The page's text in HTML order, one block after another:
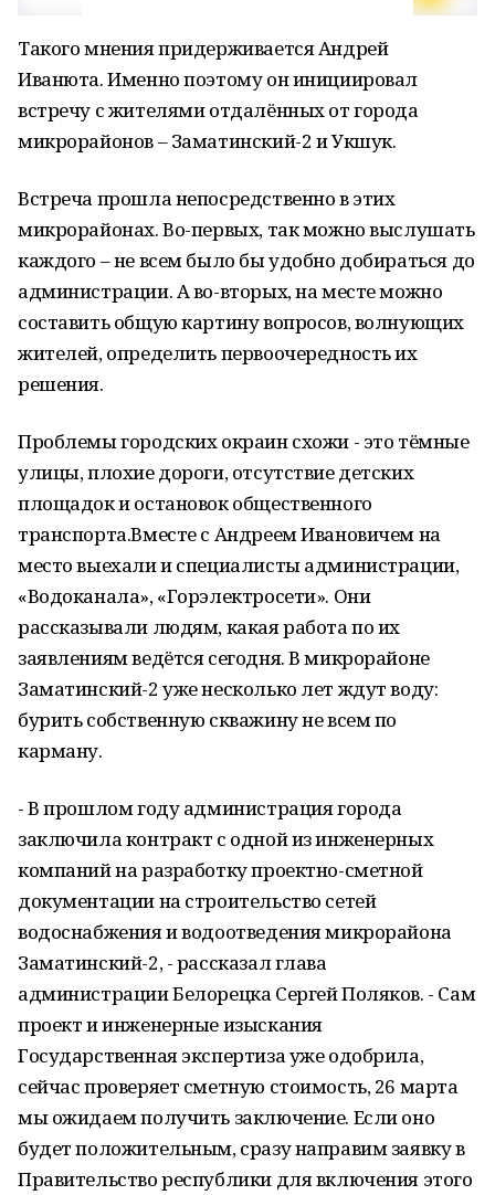
Такого мнения придерживается Андрей
Иванюта. Именно поэтому он инициировал
встречу с жителями отдалённых от города
микрорайонов – Заматинский-2 и Укшук.
Встреча прошла непосредственно в этих
микрорайонах. Во-первых, так можно выслушать
каждого – не всем было бы удобно добираться до
администрации. А во-вторых, на месте можно
составить общую картину вопросов, волнующих
жителей, определить первоочередность их
решения.
Проблемы городских окраин схожи - это тёмные
улицы, плохие дороги, отсутствие детских
площадок и остановок общественного
транспорта.Вместе с Андреем Ивановичем на
место выехали и специалисты администрации,
«Водоканала», «Горэлектросети». Они
рассказывали людям, какая работа по их
заявлениям ведётся сегодня. В микрорайоне
Заматинский-2 уже несколько лет ждут воду:
бурить собственную скважину не всем по
карману.
- В прошлом году администрация города
заключила контракт с одной из инженерных
компаний на разработку проектно-сметной
документации на строительство сетей
водоснабжения и водоотведения микрорайона
Заматинский-2, - рассказал глава
администрации Белорецка Сергей Поляков. - Сам
проект и инженерные изыскания
Государственная экспертиза уже одобрила,
сейчас проверяет сметную стоимость, 26 марта
мы ожидаем получить заключение. Если оно
будет положительным, сразу направим заявку в
Правительство республики для включения этого